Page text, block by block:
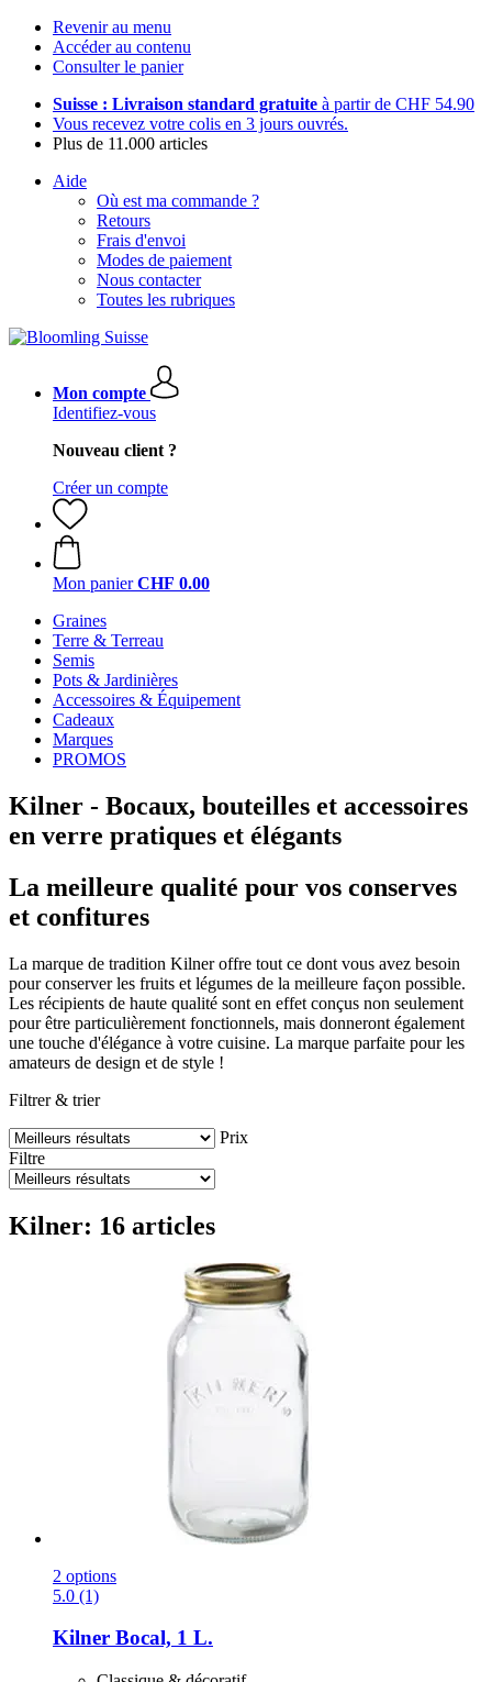
Revenir au menu
Accéder au contenu
Consulter le panier
Suisse : Livraison standard gratuite à partir de CHF 54.90
Vous recevez votre colis en 3 jours ouvrés.
Plus de 11.000 articles
Aide
Où est ma commande ?
Retours
Frais d'envoi
Modes de paiement
Nous contacter
Toutes les rubriques
Mon compte
Identifiez-vous
Nouveau client ?
Créer un compte
Mon panier CHF 0.00
Graines
Terre & Terreau
Semis
Pots & Jardinières
Accessoires & Équipement
Cadeaux
Marques
PROMOS
Kilner - Bocaux, bouteilles et accessoires
en verre pratiques et élégants
La meilleure qualité pour vos conserves
et confitures
La marque de tradition Kilner offre tout ce dont vous avez besoin
pour conserver les fruits et légumes de la meilleure façon possible.
Les récipients de haute qualité sont en effet conçus non seulement
pour être particulièrement fonctionnels, mais donneront également
une touche d'élégance à votre cuisine. La marque parfaite pour les
amateurs de design et de style !
Filtrer & trier
Prix
Filtre
Kilner: 16 articles
2 options
5.0 (1)
Kilner Bocal, 1 L.